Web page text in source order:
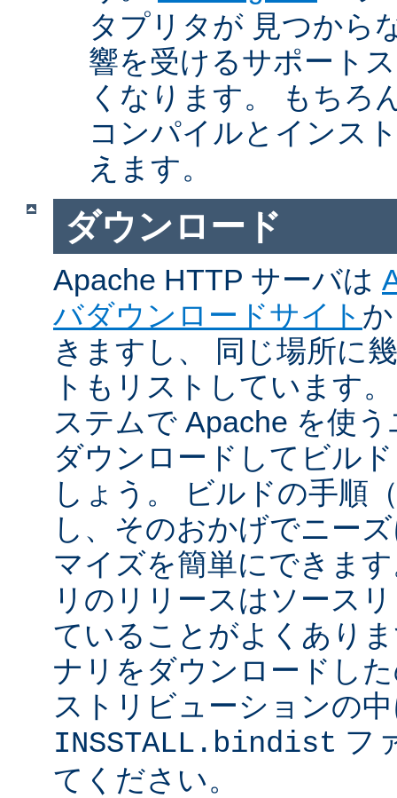
タプリタが 見つから
響を受けるサポート
くなります。 もちろ
コンパイルとインス
えます。
ダウンロード
Apache HTTP サーバは
バダウンロードサイト
きますし、 同じ場所に
トもリストしています
ステムで Apache を使
ダウンロードしてビル
しょう。 ビルドの手順
し、そのおかげでニー
マイズを簡単にできま
リのリリースはソース
ていることがよくあり
ナリをダウンロードし
ストリビューションの
INSSTALL.bindist フ
てください。